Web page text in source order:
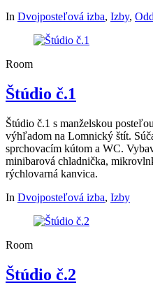
In Dvojposteľová izba, Izby,
Room
Štúdio č.1
Štúdio č.1 s manželskou
výhľadom na Lomnický štít.
sprchovacím kútom a WC.
minibarová chladnička,
rýchlovarná kanvica.
In Dvojposteľová izba, Izby
Room
Štúdio č.2